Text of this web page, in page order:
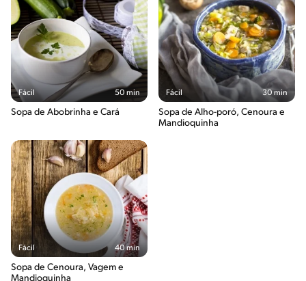
Fácil 50 min
Sopa de Abobrinha e Cará
Fácil 30 min
Sopa de Alho-poró, Cenoura e
Mandioquinha
Fácil 40 min
Sopa de Cenoura, Vagem e
Mandioquinha